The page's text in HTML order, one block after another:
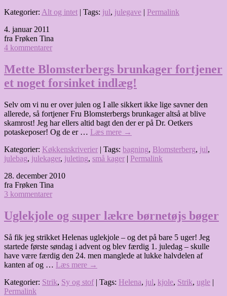
Kategorier: Alt og intet | Tags: jul, julegave | Permalink
4. januar 2011
fra Frøken Tina
4 kommentarer
Mette Blomsterbergs brunkager fortjener
et noget forsinket indlæg!
Selv om vi nu er over julen og I alle sikkert ikke lige savner den
allerede, så fortjener Fru Blomsterbergs brunkager altså at blive
skamrost! Jeg har ellers altid bagt den der er på Dr. Oetkers
potaskeposer! Og de er … Læs mere →
Kategorier: Køkkenskriverier | Tags: bagning, Blomsterberg, jul,
julebag, julekager, juleting, små kager | Permalink
28. december 2010
fra Frøken Tina
3 kommentarer
Uglekjole og super lækre børnetøjs bøger
Så fik jeg strikket Helenas uglekjole – og det på bare 5 uger! Jeg
startede første søndag i advent og blev færdig 1. juledag – skulle
have være færdig den 24. men manglede at lukke halvdelen af
kanten af og … Læs mere →
Kategorier: Strik, Sy og stof| Tags: Helena, jul, kjole, Strik, ugle |
Permalink